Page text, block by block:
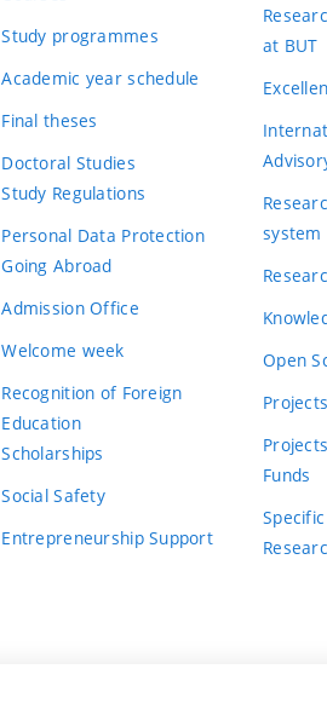
Study programmes
Academic year schedule
Final theses
Doctoral Studies
Study Regulations
Personal Data Protection
Going Abroad
Admission Office
Welcome week
Recognition of Foreign
Education
Scholarships
Social Safety
Entrepreneurship Support
at BUT
system
Open
Projects
Funds